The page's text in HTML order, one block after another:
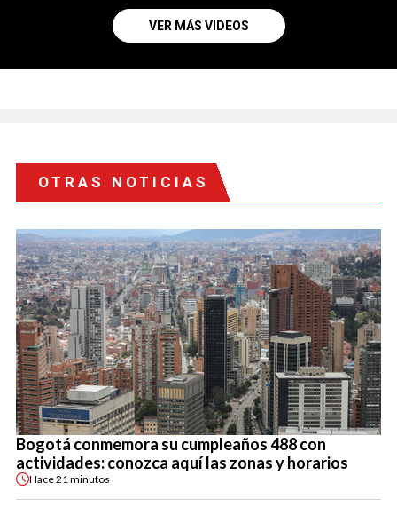
VER MÁS VIDEOS
OTRAS NOTICIAS
Bogotá conmemora su cumpleaños 488 con
actividades: conozca aquí las zonas y horarios
Hace21 minutos